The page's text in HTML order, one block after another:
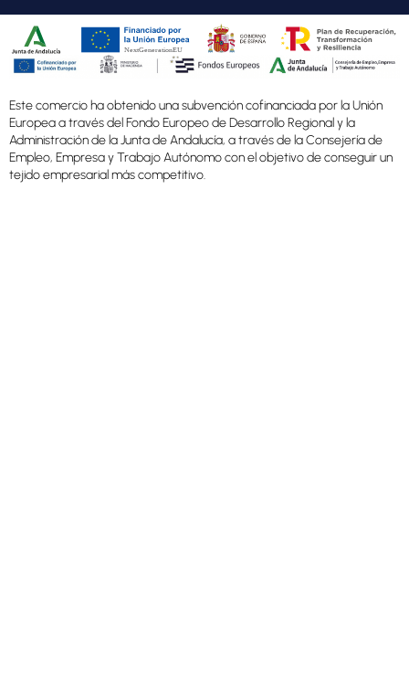
Este comercio ha obtenido una subvención cofinanciada por la Unión
Europea a través del Fondo Europeo de Desarrollo Regional y la
Administración de la Junta de Andalucía, a través de la Consejería de
Empleo, Empresa y Trabajo Autónomo con el objetivo de conseguir un
tejido empresarial más competitivo.